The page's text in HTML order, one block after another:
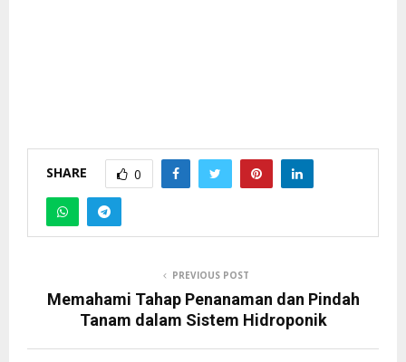
SHARE 0
PREVIOUS POST
Memahami Tahap Penanaman dan Pindah
Tanam dalam Sistem Hidroponik